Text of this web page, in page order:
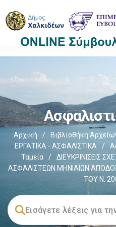
Αρχική / Βιβλιοθήκη
ΕΡΓΑΤΙΚΑ - ΑΣΦΑΛΙΣΤΙΚΑ
/
Ταμεία
/
ΔΙΕΥΚΡΙΝΙΣΕΙΣ
ΑΣΦΑΛΙΣΤΕΩΝ ΜΗΝΙΑΙΩΝ
ΤΟΥ Ν.